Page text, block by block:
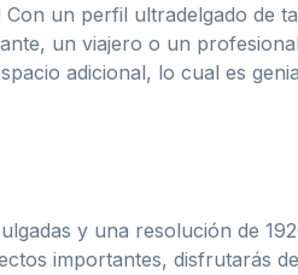
Con un perfil ultradelgado de
un viajero o un
adicional, lo cual es
y una resolución de
importantes, disfrutarás